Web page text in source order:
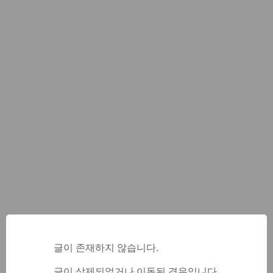
글이 존재하지 않습니다.